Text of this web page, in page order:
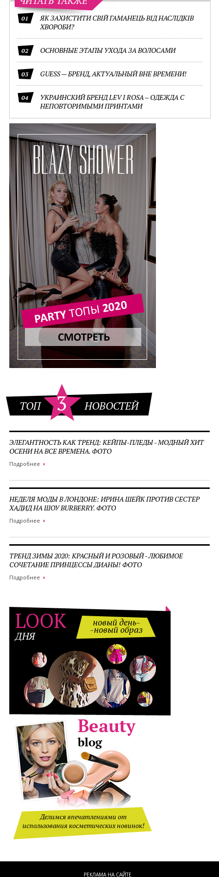
01
ЯК ЗАХИСТИТИ СВІЙ ГАМАНЕЦЬ ВІД НАСЛІДКІВ
ХВОРОБИ?
02 ОСНОВНЫЕ ЭТАПЫ УХОДА ЗА ВОЛОСАМИ
03 GUESS — БРЕНД, АКТУАЛЬНЫЙ ВНЕ ВРЕМЕНИ!
04
УКРАИНСКИЙ БРЕНД LEV I ROSA – ОДЕЖДА С
НЕПОВТОРИМЫМИ ПРИНТАМИ
ТОП 3 НОВОСТЕЙ
ЭЛЕГАНТНОСТЬ КАК ТРЕНД: КЕЙПЫ-ПЛЕДЫ - МОДНЫЙ ХИТ
ОСЕНИ НА ВСЕ ВРЕМЕНА. ФОТО
Подробнее
НЕДЕЛЯ МОДЫ В ЛОНДОНЕ: ИРИНА ШЕЙК ПРОТИВ СЕСТЕР
ХАДИД НА ШОУ BURBERRY. ФОТО
Подробнее
ТРЕНД ЗИМЫ 2020: КРАСНЫЙ И РОЗОВЫЙ - ЛЮБИМОЕ
СОЧЕТАНИЕ ПРИНЦЕССЫ ДИАНЫ! ФОТО
Подробнее
LOOK
ДНЯ
новый день-
-новый образ
Делимся впечатлениями от
использования косметических новинок!
РЕКЛАМА НА САЙТЕ